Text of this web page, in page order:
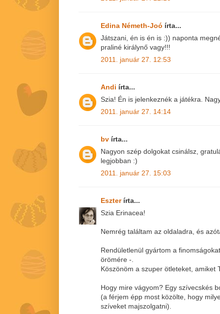
Edina Németh-Joó írta...
Játszani, én is én is :)) naponta
praliné királynő vagy!!!
2011. január 27. 12:53
Andi írta...
Szia! Én is jelenkeznék a játékra.
2011. január 27. 14:14
bv írta...
Nagyon szép dolgokat csinálsz,
legjobban :)
2011. január 27. 15:03
Eszter írta...
Szia Erinacea!
Nemrég találtam az oldaladra, és
Rendületlenül gyártom a
örömére -.
Köszönöm a szuper ötleteket, amiket
Hogy mire vágyom? Egy szívecskés
(a férjem épp most közölte, hogy
szíveket majszolgatni).